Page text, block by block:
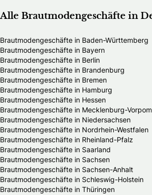
Alle Brautmodengeschäfte in
Brautmodengeschäfte in Baden-Württemberg
Brautmodengeschäfte in Bayern
Brautmodengeschäfte in Berlin
Brautmodengeschäfte in Brandenburg
Brautmodengeschäfte in Bremen
Brautmodengeschäfte in Hamburg
Brautmodengeschäfte in Hessen
Brautmodengeschäfte in Mecklenburg-
Brautmodengeschäfte in Niedersachsen
Brautmodengeschäfte in Nordrhein-Westfalen
Brautmodengeschäfte in Rheinland-Pfalz
Brautmodengeschäfte in Saarland
Brautmodengeschäfte in Sachsen
Brautmodengeschäfte in Sachsen-Anhalt
Brautmodengeschäfte in Schleswig-Holstein
Brautmodengeschäfte in Thüringen